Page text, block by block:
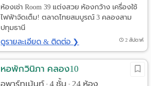
ห้องเช่า Room 39 แต่งสวย ห้องกว้าง เครื่องใช้
ไฟฟ้าจัดเต็ม! ตลาดไทยสมบูรณ์ 3 คลองสาม
ปทุมธานี
ดูรายละเอียด & ติดต่อ ❯ 2 สัปดาห์
หอพักวินิภา คลอง10
อพาร์ทเม้นท์ • 4 ชั้น • 24 ห้อง